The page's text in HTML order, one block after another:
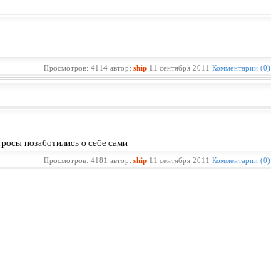
Просмотров: 4114 автор: ship11 сентября 2011 Комментарии (0)
позаботились о себе сами
Просмотров: 4181 автор: ship11 сентября 2011 Комментарии (0)